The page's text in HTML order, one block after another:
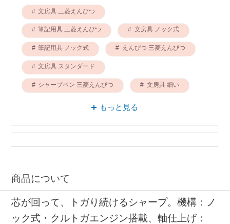
文房具 三菱えんぴつ
筆記用具 三菱えんぴつ 文房具 ノック式
筆記用具 ノック式 えんぴつ 三菱えんぴつ
文房具 スタンダード
シャープペン 三菱えんぴつ 文房具 細い
筆記用具 細い
もっと見る
商品について
芯が回って、トガり続けるシャープ。機構：ノ
ック式・クルトガエンジン搭載、軸仕上げ：